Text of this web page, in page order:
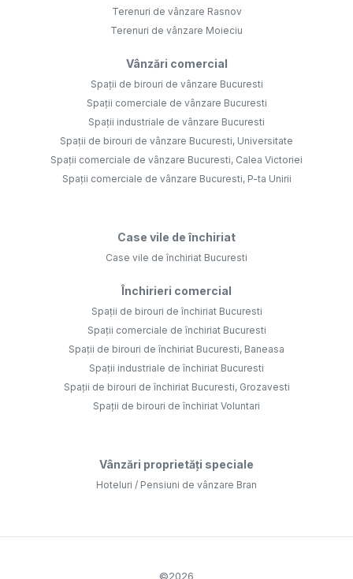
Terenuri de vânzare Rasnov
Terenuri de vânzare Moieciu
Vânzări comercial
Spații de birouri de vânzare Bucuresti
Spații comerciale de vânzare Bucuresti
Spații industriale de vânzare Bucuresti
Spații de birouri de vânzare Bucuresti, Universitate
Spații comerciale de vânzare Bucuresti, Calea Victoriei
Spații comerciale de vânzare Bucuresti, P-ta Unirii
Case vile de închiriat
Case vile de închiriat Bucuresti
Închirieri comercial
Spații de birouri de închiriat Bucuresti
Spații comerciale de închiriat Bucuresti
Spații de birouri de închiriat Bucuresti, Baneasa
Spații industriale de închiriat Bucuresti
Spații de birouri de închiriat Bucuresti, Grozavesti
Spații de birouri de închiriat Voluntari
Vânzări proprietăți speciale
Hoteluri / Pensiuni de vânzare Bran
©2026